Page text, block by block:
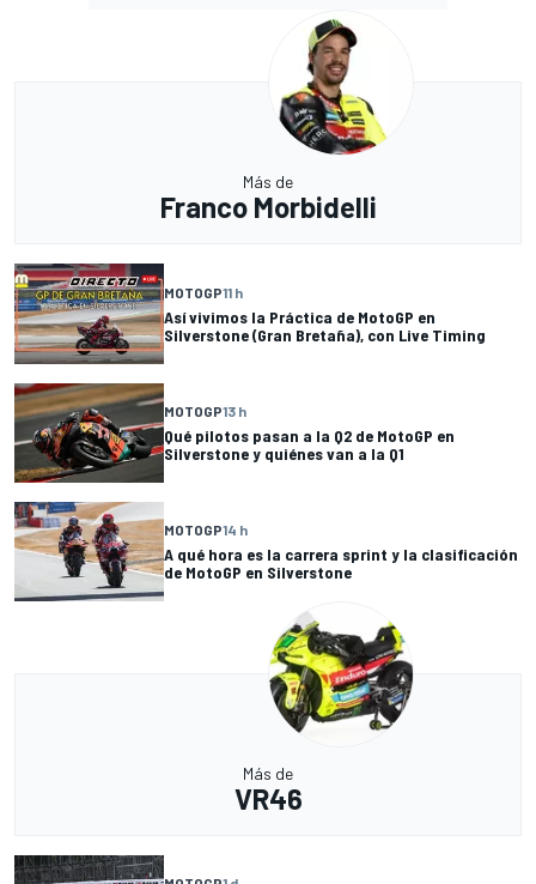
Más de
Franco Morbidelli
MOTOGP11 h
Así vivimos la Práctica de MotoGP en
Silverstone (Gran Bretaña), con Live Timing
MOTOGP13 h
Qué pilotos pasan a la Q2 de MotoGP en
Silverstone y quiénes van a la Q1
MOTOGP14 h
A qué hora es la carrera sprint y la clasificación
de MotoGP en Silverstone
Más de
VR46